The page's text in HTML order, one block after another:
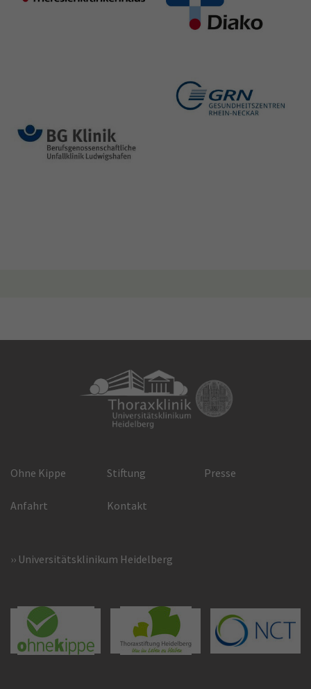
Ohne Kippe Stiftung Presse
Anfahrt Kontakt
Universitätsklinikum Heidelberg